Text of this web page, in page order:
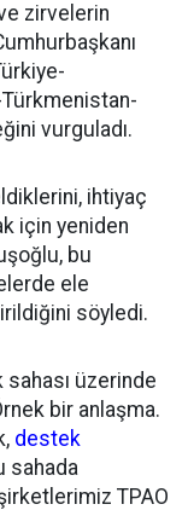
zirvelerin
vurguladı.
ihtiyaç
için yeniden
bu
ele
söyledi.
üzerinde
bir anlaşma.
destek
sahada
TPAO